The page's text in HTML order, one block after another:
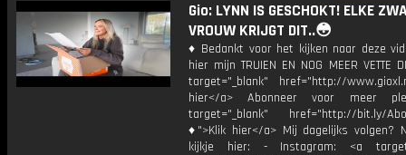
Gio: LYNN IS GESCHOKT! ELKE
VROUW KRIJGT DIT..😳
♦ Bedankt voor het kijken naar deze
hier mijn TRUIEN EN NOG MEER VETTE
target="_blank" href="http://
hier</a> Abonneer voor meer
target="_blank" href="http://bit.ly/
♦">Klik hier</a> Mij dagelijks volgen?
kijkje hier: - Instagram: <a